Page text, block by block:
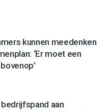
kunnen meedenken
‘Er moet een
bedrijfspand aan